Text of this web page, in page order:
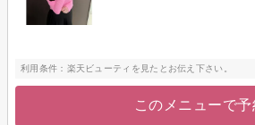
利用条件：楽天ビューティを見たとお伝え下さい。
このメニューで予